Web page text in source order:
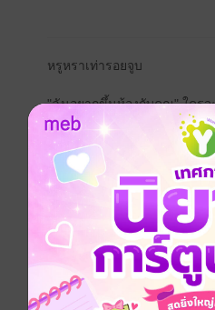
หรูหราเท่ารอยจูบ
"ฉันอยากขึ้นห้องกับคุณ" ใคร
วลัญช์เอ่ยบอกกับหญิงสาวผมสี
เปลี่ยนชีวิตของเธอไปตลอดกา
แค่คืนเดียวที่เผลอปล่อยตัวปล่
เป็นเงื่อนผูกมัดเธอเข้ากับผู้หญิ
คนที่ทั้งเย่อหยิ่ง ถือตัว ทระนงว่
เฉพาะเธอ
ช่วงเวลาสั้น ๆ บนเตียงที่เธอเ